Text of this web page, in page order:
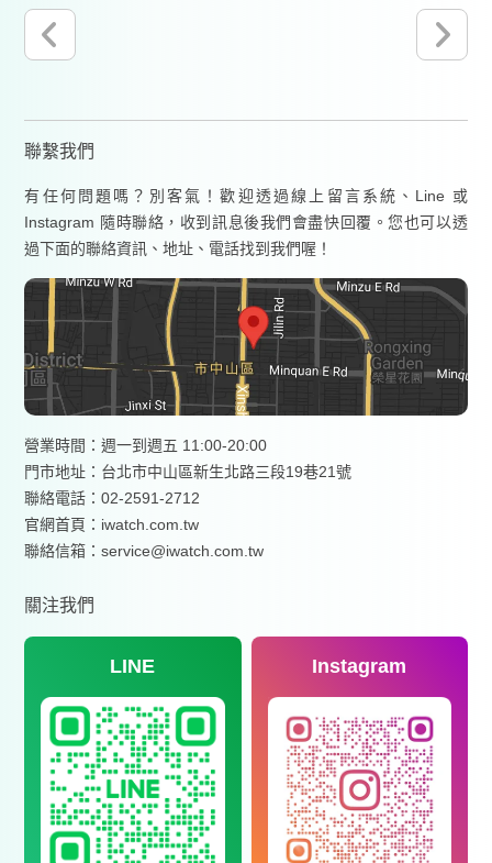
聯繫我們
有任何問題嗎？別客氣！歡迎透過線上留言系統、Line 或
Instagram 隨時聯絡，收到訊息後我們會盡快回覆。您也可以透
過下面的聯絡資訊、地址、電話找到我們喔！
營業時間：週一到週五 11:00-20:00
門市地址：台北市中山區新生北路三段19巷21號
聯絡電話：02-2591-2712
官網首頁： iwatch.com.tw
聯絡信箱：service@iwatch.com.tw
關注我們
LINE Instagram